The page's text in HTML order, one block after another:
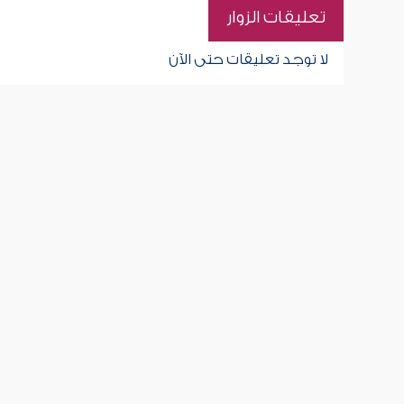
تعليقات الزوار
لا توجد تعليقات حتى الآن